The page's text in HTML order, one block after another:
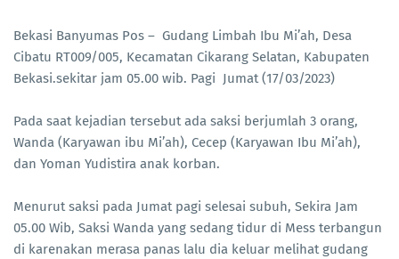
Bekasi Banyumas Pos – Gudang Limbah Ibu Mi’ah, Desa
Cibatu RT009/005, Kecamatan Cikarang Selatan, Kabupaten
Bekasi.sekitar jam 05.00 wib. Pagi Jumat (17/03/2023)
Pada saat kejadian tersebut ada saksi berjumlah 3 orang,
Wanda (Karyawan ibu Mi’ah), Cecep (Karyawan Ibu Mi’ah),
dan Yoman Yudistira anak korban.
Menurut saksi pada Jumat pagi selesai subuh, Sekira Jam
05.00 Wib, Saksi Wanda yang sedang tidur di Mess terbangun
di karenakan merasa panas lalu dia keluar melihat gudang